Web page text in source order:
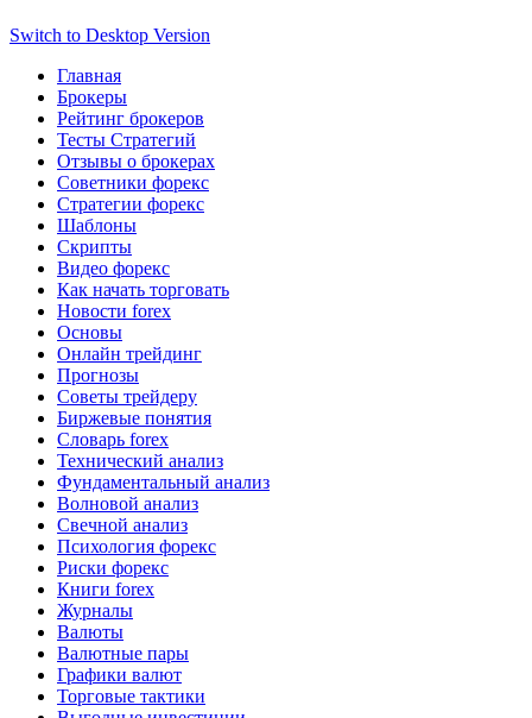
Switch to Desktop Version
Главная
Брокеры
Рейтинг брокеров
Тесты Стратегий
Отзывы о брокерах
Советники форекс
Стратегии форекс
Шаблоны
Скрипты
Видео форекс
Как начать торговать
Новости forex
Основы
Онлайн трейдинг
Прогнозы
Советы трейдеру
Биржевые понятия
Словарь forex
Технический анализ
Фундаментальный анализ
Волновой анализ
Свечной анализ
Психология форекс
Риски форекс
Книги forex
Журналы
Валюты
Валютные пары
Графики валют
Торговые тактики